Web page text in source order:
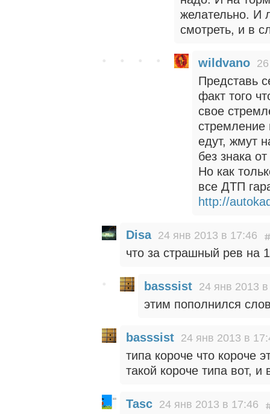
желательно. И
смотреть, и в
wildvano
Представь
факт того
свое
стремление
едут, жмут
без знака
Но как
все ДТП
http://
Disa 24 янв 2013 в 17:46
что за страшный рев на
basssist 24 янв 2013
этим пополнился
basssist 24 янв 2013 в
типа короче что короче
такой короче типа вот, и
Tasc 24 янв 2013 в 17:46